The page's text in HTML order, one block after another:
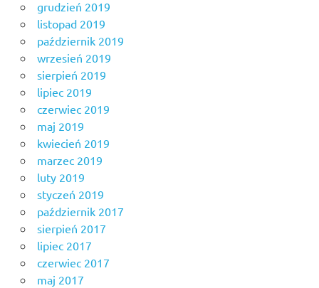
grudzień 2019
listopad 2019
październik 2019
wrzesień 2019
sierpień 2019
lipiec 2019
czerwiec 2019
maj 2019
kwiecień 2019
marzec 2019
luty 2019
styczeń 2019
październik 2017
sierpień 2017
lipiec 2017
czerwiec 2017
maj 2017